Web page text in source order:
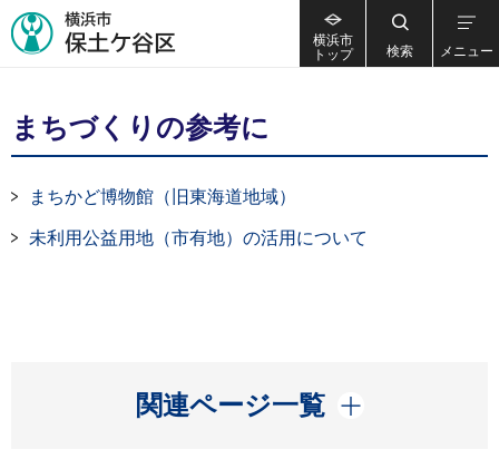
横浜市
トップ
検索 メニュー
まちづくりの参考に
まちかど博物館（旧東海道地域）
未利用公益用地（市有地）の活用について
関連ページ一覧
開く